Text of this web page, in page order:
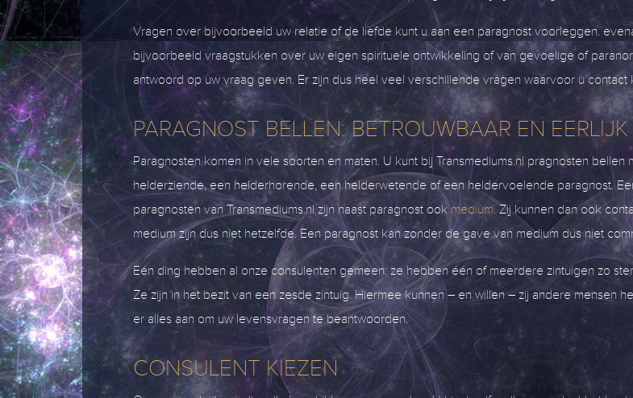
Vragen over bijvoorbeeld uw relatie of de liefde kunt u aan een paragnost voorleggen.
bijvoorbeeld vraagstukken over uw eigen spirituele ontwikkeling of van gevoelige of
antwoord op uw vraag geven. Er zijn dus heel veel verschillende vragen waarvoor u
PARAGNOST BELLEN: BETROUWBAAR EN
Paragnosten komen in vele soorten en maten. U kunt bij Transmediums.nl pragnosten bellen
helderziende, een helderhorende, een helderwetende of een heldervoelende paragnost.
paragnosten van Transmediums.nl zijn naast paragnost ookmedium. Zij kunnen dan ook
medium zijn dus niet hetzelfde. Een paragnost kan zonder de gave van medium dus niet
Eén ding hebben al onze consulenten gemeen: ze hebben één of meerdere zintuigen zo
Ze zijn in het bezit van een zesde zintuig. Hiermee kunnen – en willen – zij andere mensen
er alles aan om uw levensvragen te beantwoorden.
CONSULENT KIEZEN